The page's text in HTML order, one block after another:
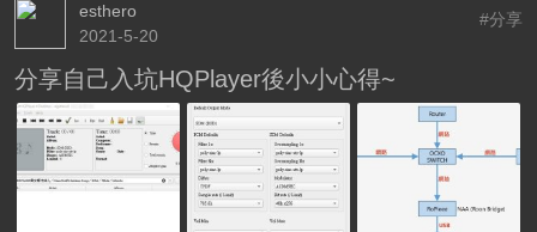
esthero
2021-5-20
#分享
分享自己入坑HQPlayer後小小心得~